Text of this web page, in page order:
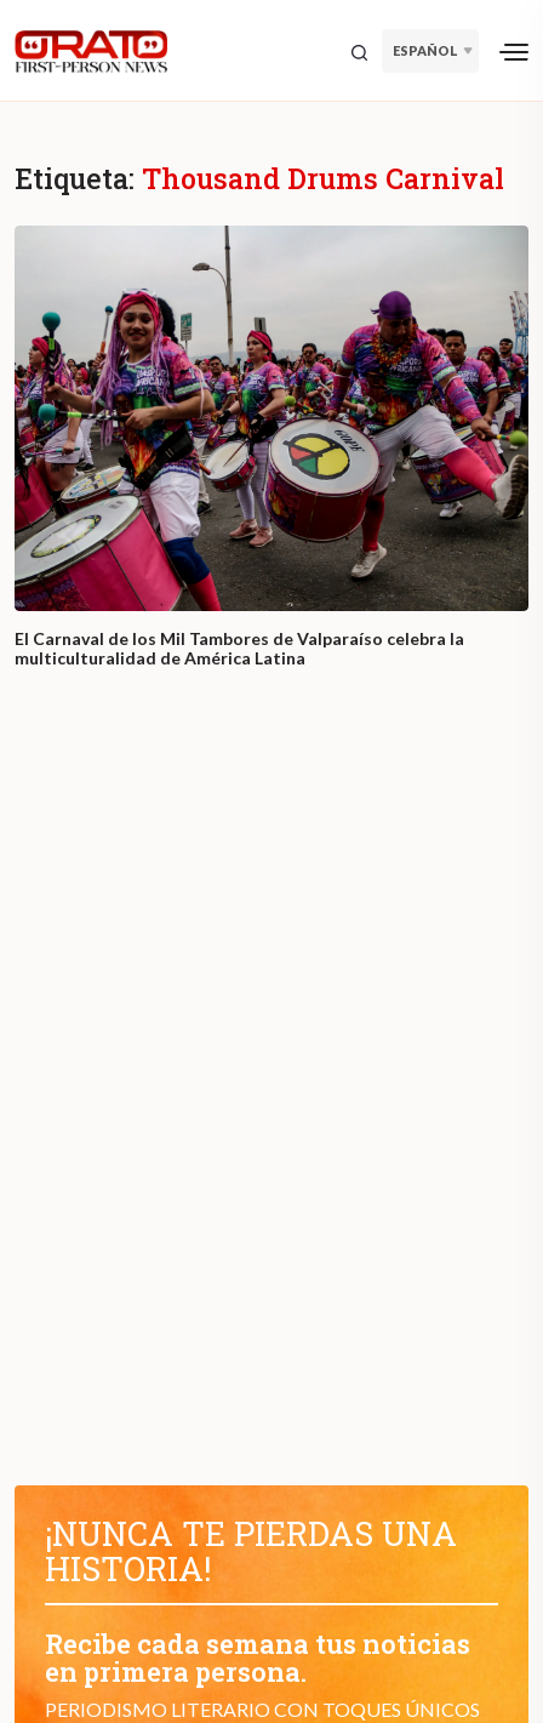
ESPAÑOL
Etiqueta: Thousand Drums Carnival
El Carnaval de los Mil Tambores de Valparaíso celebra la
multiculturalidad de América Latina
¡NUNCA TE PIERDAS UNA
HISTORIA!
Recibe cada semana tus noticias
en primera persona.
PERIODISMO LITERARIO CON TOQUES ÚNICOS